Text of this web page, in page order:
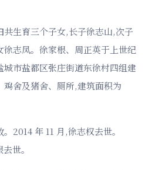
共生育三个子女,长子徐志山,次子
志凤。徐家根、周正英于上世纪
城市盐都区张庄街道东徐村四组建
鸡舍及猪舍、厕所,建筑面积为
2014 年 11 月,徐志权去世。
世。